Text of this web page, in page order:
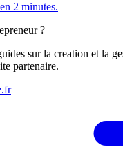
2 minutes.
?
sur la creation et la
partenaire.